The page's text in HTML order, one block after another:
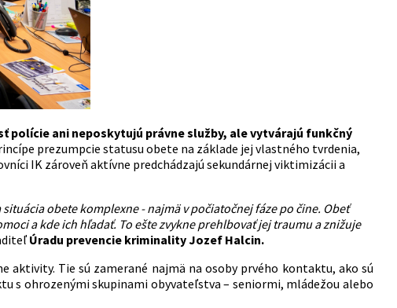
polície ani neposkytujú právne služby, ale vytvárajú funkčný
prezumpcie statusu obete na základe jej vlastného tvrdenia,
IK zároveň aktívne predchádzajú sekundárnej viktimizácii a
obete komplexne - najmä v počiatočnej fáze po čine. Obeť
a kde ich hľadať. To ešte zvykne prehlbovať jej traumu a znižuje
Úradu prevencie kriminality Jozef Halcin.
Tie sú zamerané najmä na osoby prvého kontaktu, ako sú
s ohrozenými skupinami obyvateľstva – seniormi, mládežou alebo